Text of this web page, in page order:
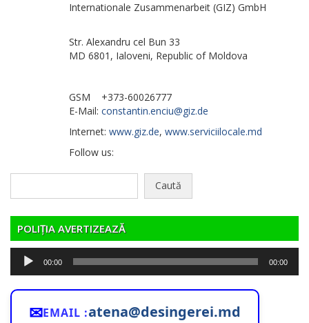
Internationale Zusammenarbeit (GIZ) GmbH
Str. Alexandru cel Bun 33
MD 6801, Ialoveni, Republic of Moldova
GSM +373-60026777
E-Mail: constantin.enciu@giz.de
Internet: www.giz.de, www.serviciilocale.md
Follow us:
POLIȚIA AVERTIZEAZĂ
Player
audio
00:00 00:00
✉EMAIL :atena@desingerei.md